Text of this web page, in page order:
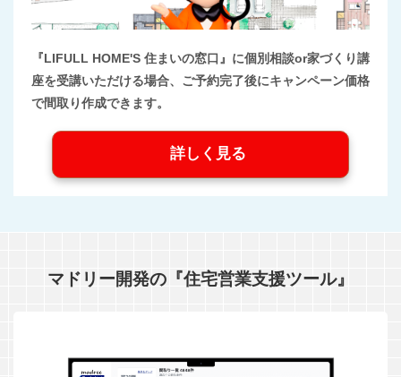
『LIFULL HOME'S 住まいの窓口』に個別相談or家づくり講
座を受講いただける場合、ご予約完了後にキャンペーン価格
で間取り作成できます。
詳しく見る
マドリー開発の『住宅営業支援ツール』